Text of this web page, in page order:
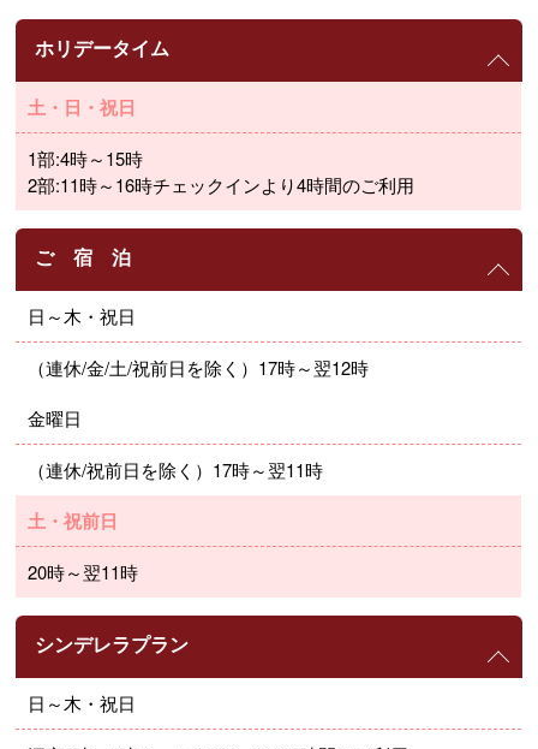
ホリデータイム
土・日・祝日
1部:4時～15時
2部:11時～16時チェックインより4時間のご利用
ご 宿 泊
日～木・祝日
（連休/金/土/祝前日を除く）17時～翌12時
金曜日
（連休/祝前日を除く）17時～翌11時
土・祝前日
20時～翌11時
シンデレラプラン
日～木・祝日